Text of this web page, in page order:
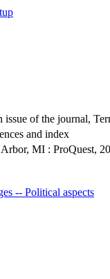
issue of the journal,
and index
MI : ProQuest,
-- Political aspects